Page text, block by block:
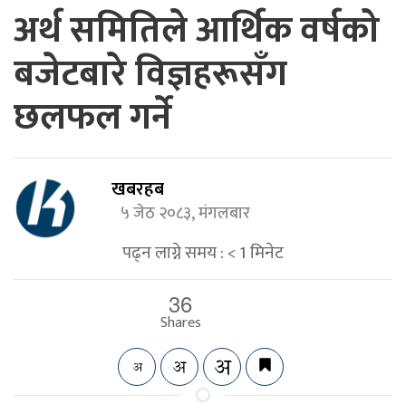
अर्थ समितिले आर्थिक वर्षको
बजेटबारे विज्ञहरूसँग
छलफल गर्ने
खबरहब
५ जेठ २०८३, मंगलबार
पढ्न लाग्ने समय :< 1मिनेट
36
Shares